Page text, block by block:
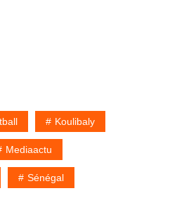
Koulibaly
Mediaactu
Sénégal